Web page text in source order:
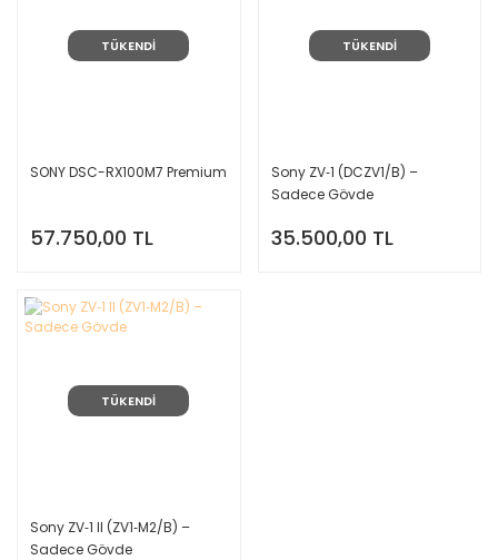
TÜKENDİ
SONY DSC-RX100M7 Premium
57.750,00 TL
TÜKENDİ
Sony ZV‑1 (DCZV1/B) –
Sadece Gövde
35.500,00 TL
TÜKENDİ
Sony ZV‑1 II (ZV1‑M2/B) –
Sadece Gövde